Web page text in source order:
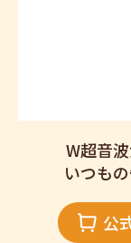
W超音
いつも
公